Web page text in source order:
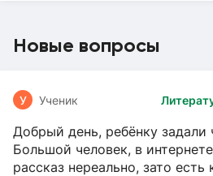
Новые вопросы
У Ученик
Добрый день, ребёнку задали
Большой человек, в
рассказ нереально, зато